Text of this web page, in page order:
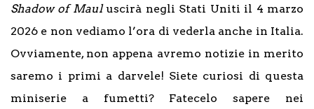
Shadow of Mauluscirà negli Stati Uniti il 4 marzo
2026 e non vediamo l’ora di vederla anche in Italia.
Ovviamente, non appena avremo notizie in merito
saremo i primi a darvele! Siete curiosi di questa
miniserie a fumetti? Fatecelo sapere nei